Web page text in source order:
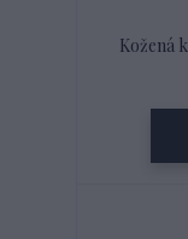
Kožená